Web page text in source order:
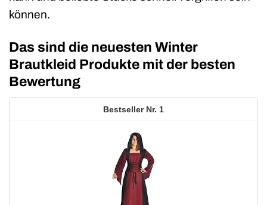
können.
Das sind die neuesten Winter
Brautkleid Produkte mit der besten
Bewertung
1